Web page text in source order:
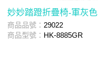
妙妙踏蹬折疊椅-軍灰色
商品品號： 29022
商品型號： HK-8885GR